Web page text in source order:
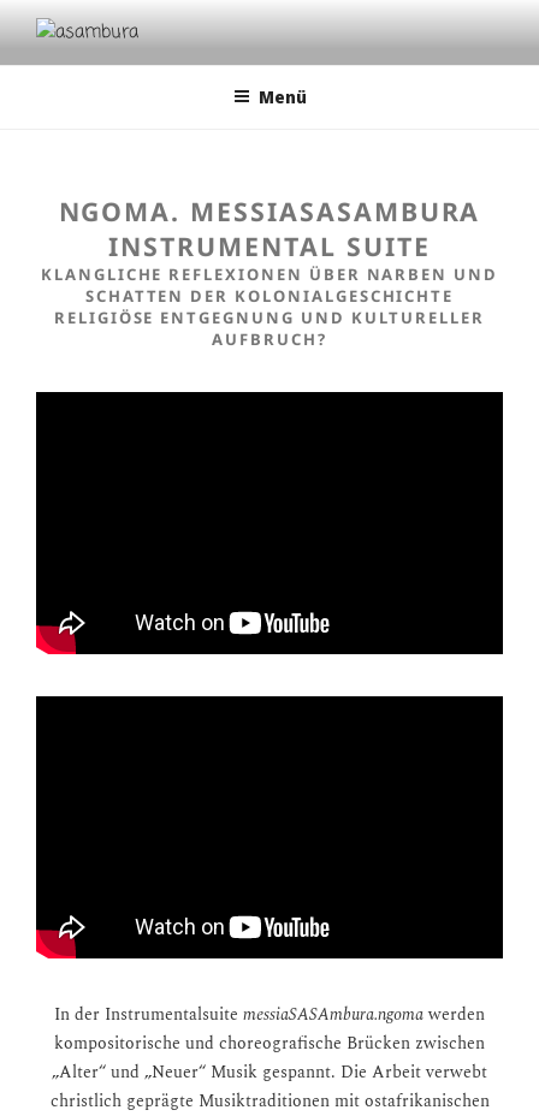
Zum
Inhalt
springenASAMBURA
Menü
NGOMA. MESSIASASAMBURA
INSTRUMENTAL SUITE
KLANGLICHE REFLEXIONEN ÜBER NARBEN UND
SCHATTEN DER KOLONIALGESCHICHTE
RELIGIÖSE ENTGEGNUNG UND KULTURELLER
AUFBRUCH?
In der Instrumentalsuite messiaSASAmbura.ngomawerden
kompositorische und choreografische Brücken zwischen
„Alter“ und „Neuer“ Musik gespannt. Die Arbeit verwebt
christlich geprägte Musiktraditionen mit ostafrikanischen